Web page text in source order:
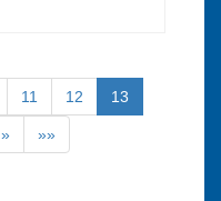
11 12 13
» »»